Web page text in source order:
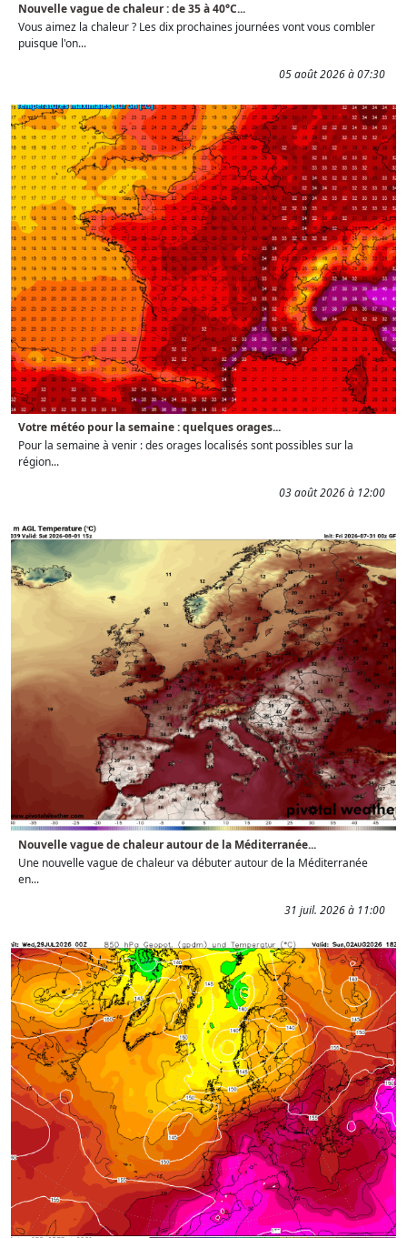
Nouvelle vague de chaleur : de 35 à 40°C...
Vous aimez la chaleur ? Les dix prochaines journées vont vous combler
puisque l'on...
05 août 2026 à 07:30
Votre météo pour la semaine : quelques orages...
Pour la semaine à venir : des orages localisés sont possibles sur la
région...
03 août 2026 à 12:00
Nouvelle vague de chaleur autour de la Méditerranée...
Une nouvelle vague de chaleur va débuter autour de la Méditerranée
en...
31 juil. 2026 à 11:00